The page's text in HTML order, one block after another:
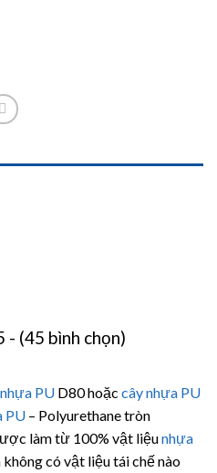
- (45 bình chọn)
PU D80 hoặc cây nhựa PU
PU – Polyurethane tròn
làm từ 100% vật liệunhựa
không có vật liệu tái chế nào